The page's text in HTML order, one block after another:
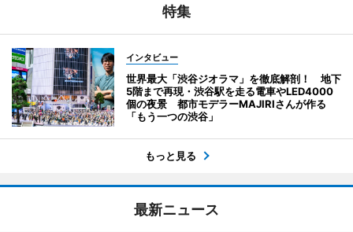
特集
インタビュー
世界最大「渋谷ジオラマ」を徹底解剖！ 地下
5階まで再現・渋谷駅を走る電車やLED4000
個の夜景 都市モデラーMAJIRIさんが作る
「もう一つの渋谷」
もっと見る
最新ニュース